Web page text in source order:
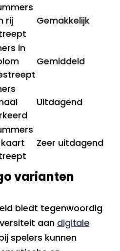
rij
Gemakkelijk
in
Gemiddeld
Uitdagend
Zeer uitdagend
varianten
biedt tegenwoordig
aan digitale
spelers kunnen